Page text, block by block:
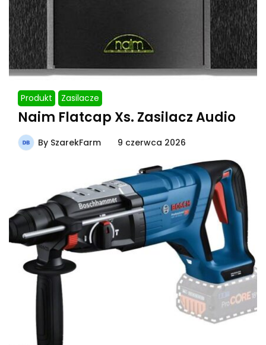
Produkt Zasilacze
Naim Flatcap Xs. Zasilacz Audio
By SzarekFarm 9 czerwca 2026